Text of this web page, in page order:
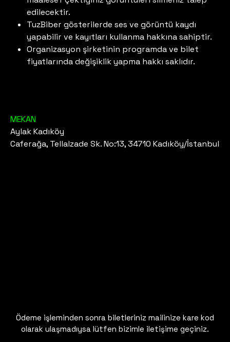
edilecektir.
TuzBiber gösterilerde ses ve görüntü kaydı
yapabilir ve kayıtları kullanma hakkına sahiptir.
Organizasyon şirketinin programda ve bilet
fiyatlarında değişiklik yapma hakkı saklıdır.
MEKAN
Aylak Kadıköy
Caferağa, Tellalzade Sk. No:13, 34710 Kadıköy/İstanbul
Ödeme işleminden sonra biletleriniz mailinize kare kod
olarak ulaşmadıysa lütfen bizimle iletişime geçiniz.